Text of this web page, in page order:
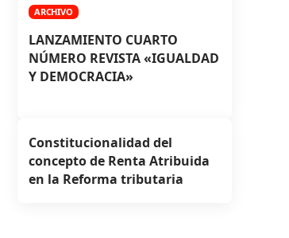
ARCHIVO
LANZAMIENTO CUARTO
NÚMERO REVISTA «IGUALDAD
Y DEMOCRACIA»
Constitucionalidad del
concepto de Renta Atribuida
en la Reforma tributaria